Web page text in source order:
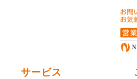
フィスパーテーショ
サービス